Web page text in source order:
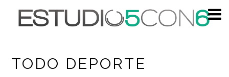
TODO DEPORTE